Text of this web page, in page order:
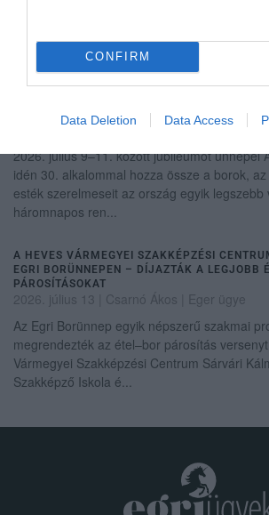
CONFIRM
Data Deletion Data Access
háromnapos rendezvény idén is az
látogatókat, ahol a bor, a zene ...
JUBILEUMI EGRI BORÜNNEP AZ
2026. július 06| Csarnó Ákos |Programok
2026. július 9–11. között jubileumot ünnepel
idén 30. alkalommal hozza össze a borok,
esték szerelmeseit az ország egyik legszebb
háromnapos ren...
A HEVES VÁRMEGYEI SZAKKÉPZÉSI
EGRI BORÜNNEPEN – DÍJAZTÁK A LEGJOBB
PÁROSÍTÁSOKAT
2026. július 13 | Csarnó Ákos | Eger ügye
Az Egri Borünnep egyik népszerű szakmai
megrendezték az étel–bor párosítás
Vármegyei Szakképzési Centrum Sárvári
Szakképző Iskola é...